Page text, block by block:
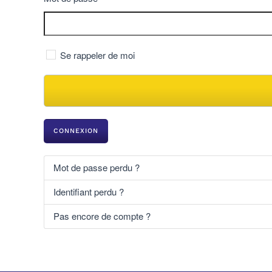
Se rappeler de moi
CONNEXION
Mot de passe perdu ?
Identifiant perdu ?
Pas encore de compte ?